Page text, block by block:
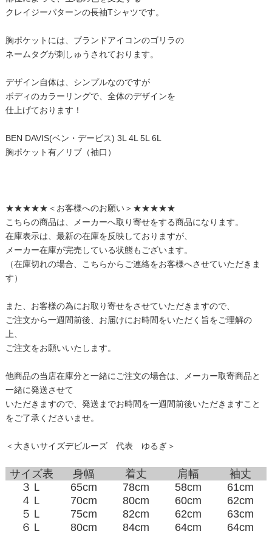
クレイジーパターンの長袖Tシャツです。
胸ポケットには、ブランドアイコンのゴリラの
ネームタグが刺しゅうされております。
デザイン自体は、シンプルなのですが
ボディのカラーリングで、全体のデザインを
仕上げております！
BEN DAVIS(ベン・デービス) 3L 4L 5L 6L
胸ポケット有／リブ（袖口）
★★★★★＜お客様へのお願い＞★★★★★
こちらの商品は、メーカーへ取り寄せをする商品になります。
在庫表示は、最新の在庫を反映しておりますが、
メーカー在庫が完売している状態もございます。
（在庫切れの場合、こちらからご連絡をお客様へさせていただきま
す）
また、お客様の為にお取り寄せをさせていただきますので、
ご注文から一週間前後、お届けにお時間をいただく旨をご理解の
上、
ご注文をお願いいたします。
他商品の当店在庫分と一緒にご注文の場合は、メーカー取寄商品と
一緒に発送させて
いただきますので、発送までお時間を一週間前後いただきますこと
をご了承くださいませ。
＜大きいサイズデビルーズ 代表 ゆるぎ＞
サイズ表 身幅 着丈 肩幅
袖丈
３Ｌ
65cm 78cm 58cm
61cm
４Ｌ
70cm 80cm 60cm
62cm
５Ｌ
75cm 82cm 62cm
63cm
６Ｌ
80cm 84cm 64cm 64cm